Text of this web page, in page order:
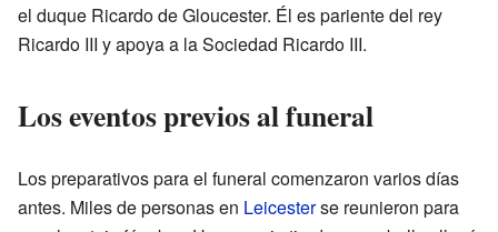
el duque Ricardo de Gloucester. Él es pariente del rey
Ricardo III y apoya a la Sociedad Ricardo III.
Los eventos previos al funeral
Los preparativos para el funeral comenzaron varios días
antes. Miles de personas en Leicesterse reunieron para